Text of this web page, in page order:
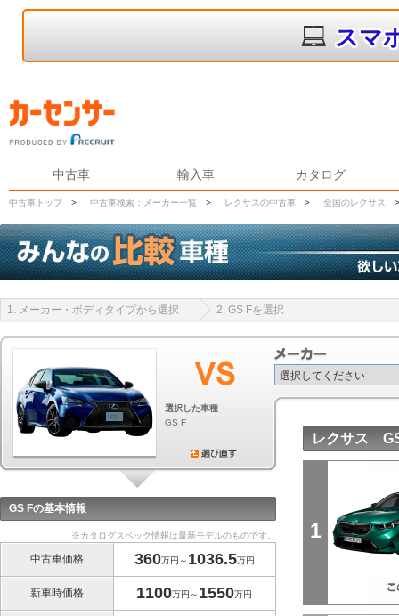
スマ
中古車 輸入車 カタログ
中古車トップ > 中古車検索：メーカー一覧 > レクサスの中古車 > 全国のレクサス >
1. メーカー・ボディタイプから選択 2. GS Fを選択
選択した車種
GS F
GS Fの基本情報
※カタログスペック情報は最新モデルのものです。
中古車価格 360万円～ 1036.5万円
新車時価格 1100万円～ 1550万円
レクサス
1